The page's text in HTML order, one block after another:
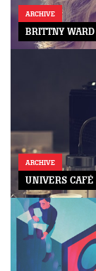
ARCHIVE
BRITTNY WARD
ARCHIVE
UNIVERS CAFÉ